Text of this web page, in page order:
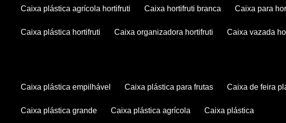
caixa plástica agrícola hortifruti caixa hortifruti branca caixa para
caixa plástica hortifruti caixa organizadora hortifruti caixa vazada
caixa plástica empilhável caixa plástica para frutas caixa de feira
caixa plástica grande caixa plástica agrícola caixa plástica